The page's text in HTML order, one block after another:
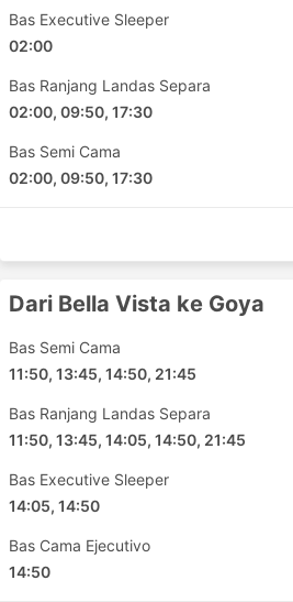
Bas Executive Sleeper
02:00
Bas Ranjang Landas Separa
02:00, 09:50, 17:30
Bas Semi Cama
02:00, 09:50, 17:30
Dari Bella Vista ke Goya
Bas Semi Cama
11:50, 13:45, 14:50, 21:45
Bas Ranjang Landas Separa
11:50, 13:45, 14:05, 14:50, 21:45
Bas Executive Sleeper
14:05, 14:50
Bas Cama Ejecutivo
14:50